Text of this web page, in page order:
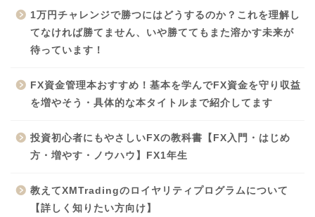
1万円チャレンジで勝つにはどうするのか？これを理解し
てなければ勝てません、いや勝ててもまた溶かす未来が
待っています！
FX資金管理本おすすめ！基本を学んでFX資金を守り収益
を増やそう・具体的な本タイトルまで紹介してます
投資初心者にもやさしいFXの教科書【FX入門・はじめ
方・増やす・ノウハウ】FX1年生
教えてXMTradingのロイヤリティプログラムについて
【詳しく知りたい方向け】